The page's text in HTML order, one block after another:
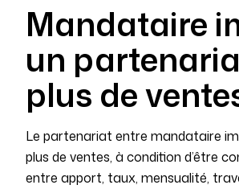
Mandataire
un
plus de
Le partenariat entre mandataire
plus de ventes, à condition d’être
entre apport, taux, mensualité,